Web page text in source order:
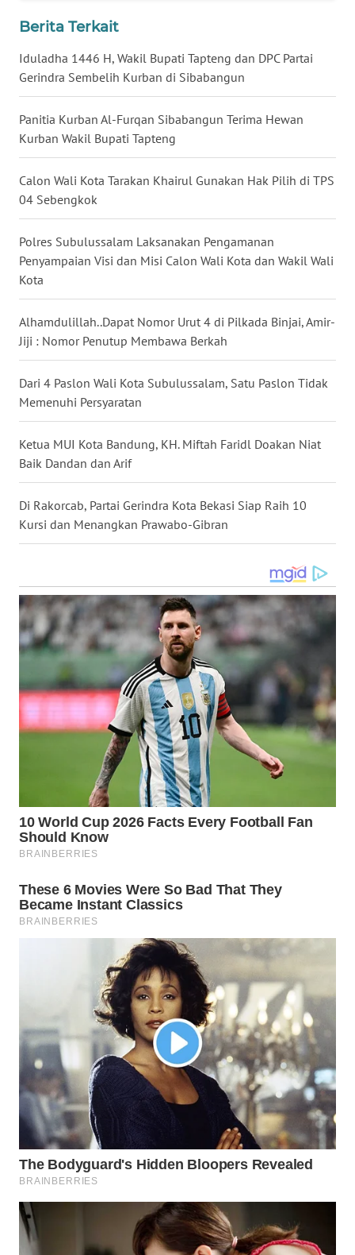
Berita Terkait
Iduladha 1446 H, Wakil Bupati Tapteng dan DPC Partai
Gerindra Sembelih Kurban di Sibabangun
Panitia Kurban Al-Furqan Sibabangun Terima Hewan
Kurban Wakil Bupati Tapteng
Calon Wali Kota Tarakan Khairul Gunakan Hak Pilih di TPS
04 Sebengkok
Polres Subulussalam Laksanakan Pengamanan
Penyampaian Visi dan Misi Calon Wali Kota dan Wakil Wali
Kota
Alhamdulillah..Dapat Nomor Urut 4 di Pilkada Binjai, Amir-
Jiji : Nomor Penutup Membawa Berkah
Dari 4 Paslon Wali Kota Subulussalam, Satu Paslon Tidak
Memenuhi Persyaratan
Ketua MUI Kota Bandung, KH. Miftah Faridl Doakan Niat
Baik Dandan dan Arif
Di Rakorcab, Partai Gerindra Kota Bekasi Siap Raih 10
Kursi dan Menangkan Prawabo-Gibran
KALTARA
WN
KALSEL
WN
WN
GORONTALO
WN
SULUT
WN
MALUKU
WN
MALUT
WN
DAIRI
DANAU
TOBA
WN
NIAS
WN
LANGKAT
WN
TANJUNG
WN
KARO
SIMALUNGUN
WN
LABUHANBATU
WN
TAPANULI
TENGAH
WN DELI
SERDANG
TEBING